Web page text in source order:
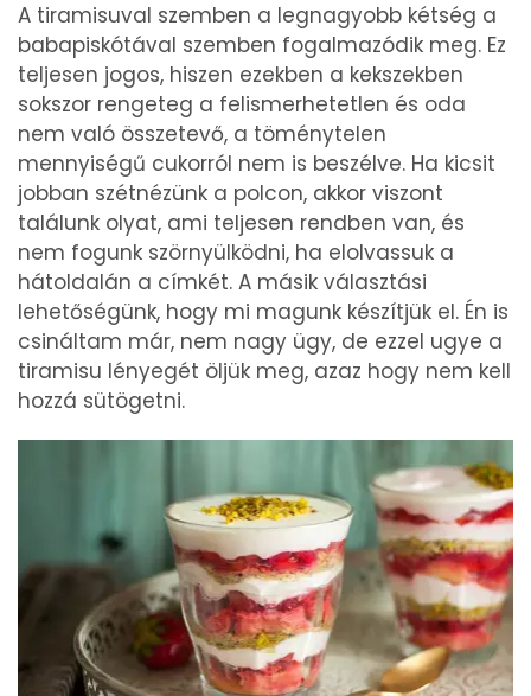
A tiramisuval szemben a legnagyobb kétség a
babapiskótával szemben fogalmazódik meg. Ez
teljesen jogos, hiszen ezekben a kekszekben
sokszor rengeteg a felismerhetetlen és oda
nem való összetevő, a töménytelen
mennyiségű cukorról nem is beszélve. Ha kicsit
jobban szétnézünk a polcon, akkor viszont
találunk olyat, ami teljesen rendben van, és
nem fogunk szörnyülködni, ha elolvassuk a
hátoldalán a címkét. A másik választási
lehetőségünk, hogy mi magunk készítjük el. Én is
csináltam már, nem nagy ügy, de ezzel ugye a
tiramisu lényegét öljük meg, azaz hogy nem kell
hozzá sütögetni.